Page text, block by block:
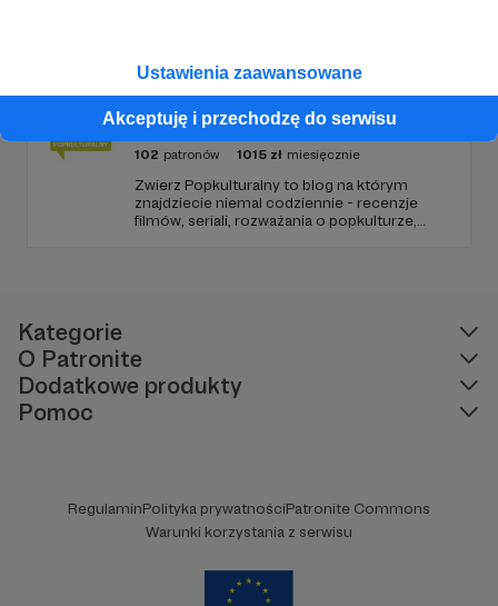
Ustawienia zaawansowane
Akceptuję i przechodzę do serwisu
publikuję treści na Instagramie.
Zwierz popkulturalny
102 patronów 1015 zł miesięcznie
Zwierz Popkulturalny to blog na którym
znajdziecie niemal codziennie - recenzje
filmów, seriali, rozważania o popkulturze,
Kategorie
O Patronite
Dodatkowe produkty
Pomoc
RegulaminPolityka prywatnościPatronite Commons
Warunki korzystania z serwisu